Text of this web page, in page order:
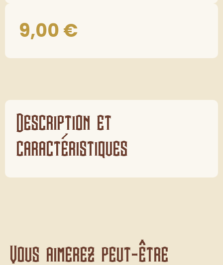
9,00€
Description et
caractéristiques
Vous aimerez peut-être